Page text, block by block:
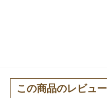
この商品のレビュー